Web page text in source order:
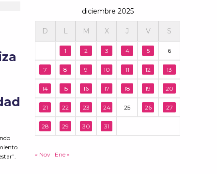
diciembre 2025
D L M X J V S
1 2 3 4 5 6
7 8 9 10 11 12 13
14 15 16 17 18 19 20
21 22 23 24 25 26 27
28 29 30 31
« Nov Ene »